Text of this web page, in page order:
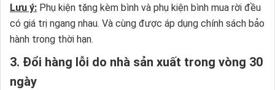
Lưu ý: Phụ kiện tặng kèm bình và phụ kiện bình mua rời đều
có giá trị ngang nhau. Và cùng được áp dụng chính sách bảo
hành trong thời hạn.
3. Đổi hàng lỗi do nhà sản xuất trong vòng 30
ngày